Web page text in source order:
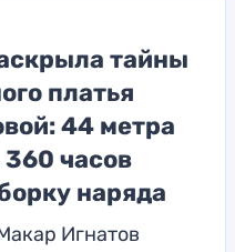
тайны
платья
44 метра
часов
наряда
Игнатов